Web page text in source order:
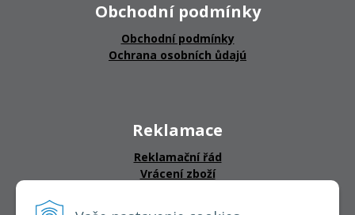
Obchodní podmínky
Obchodní podmínky
Ochrana osobních ůdajú
Reklamace
Reklamační řád
Vrácení zboží